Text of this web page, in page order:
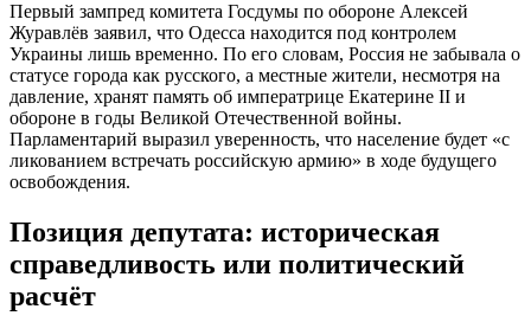
Первый зампред комитета Госдумы по обороне Алексей
Журавлёв заявил, что Одесса находится под контролем
Украины лишь временно. По его словам, Россия не забывала о
статусе города как русского, а местные жители, несмотря на
давление, хранят память об императрице Екатерине II и
обороне в годы Великой Отечественной войны.
Парламентарий выразил уверенность, что население будет «с
ликованием встречать российскую армию» в ходе будущего
освобождения.
Позиция депутата: историческая
справедливость или политический
расчёт